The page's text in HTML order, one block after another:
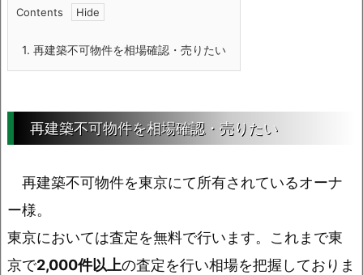
Contents
1. 再建築不可物件を相場確認・売りたい
再建築不可物件を相場確認・売りたい
再建築不可物件を東京にて所有されているオーナ
ー様。
東京においては査定を無料で行います。これまで東
京で2,000件以上の査定を行い相場を把握しておりま